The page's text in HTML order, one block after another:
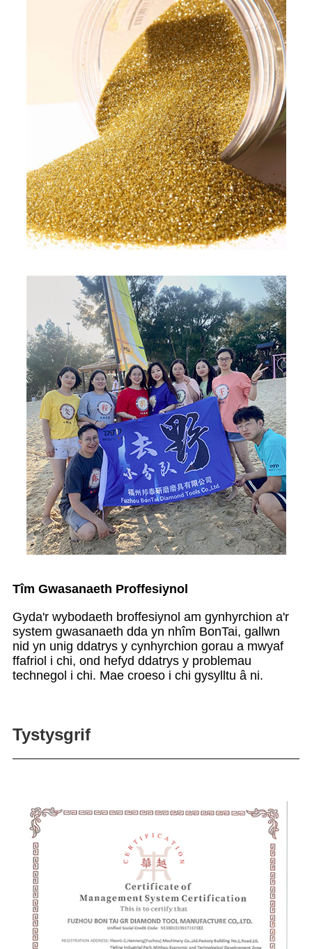
Tîm Gwasanaeth Proffesiynol
Gyda'r wybodaeth broffesiynol am gynhyrchion a'r
system gwasanaeth dda yn nhîm BonTai, gallwn
nid yn unig ddatrys y cynhyrchion gorau a mwyaf
ffafriol i chi, ond hefyd ddatrys y problemau
technegol i chi. Mae croeso i chi gysylltu â ni.
Tystysgrif